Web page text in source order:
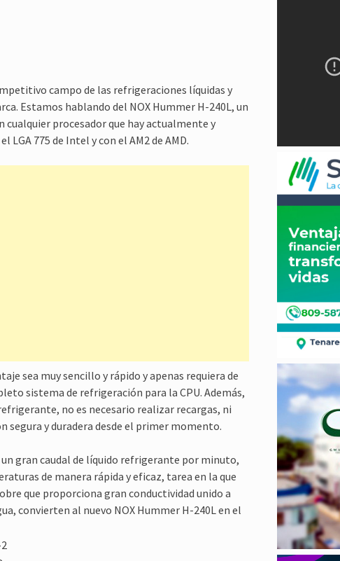
campo de las refrigeraciones líquidas y
Estamos hablando del NOX Hummer H-240L, un
procesador que hay actualmente y
775 de Intel y con el AM2 de AMD.
sea muy sencillo y rápido y apenas requiera de
sistema de refrigeración para la CPU. Además,
no es necesario realizar recargas, ni
y duradera desde el primer momento.
un gran caudal de líquido refrigerante por minuto,
de manera rápida y eficaz, tarea en la que
que proporciona gran conductividad unido a
convierten al nuevo NOX Hummer H-240L en el